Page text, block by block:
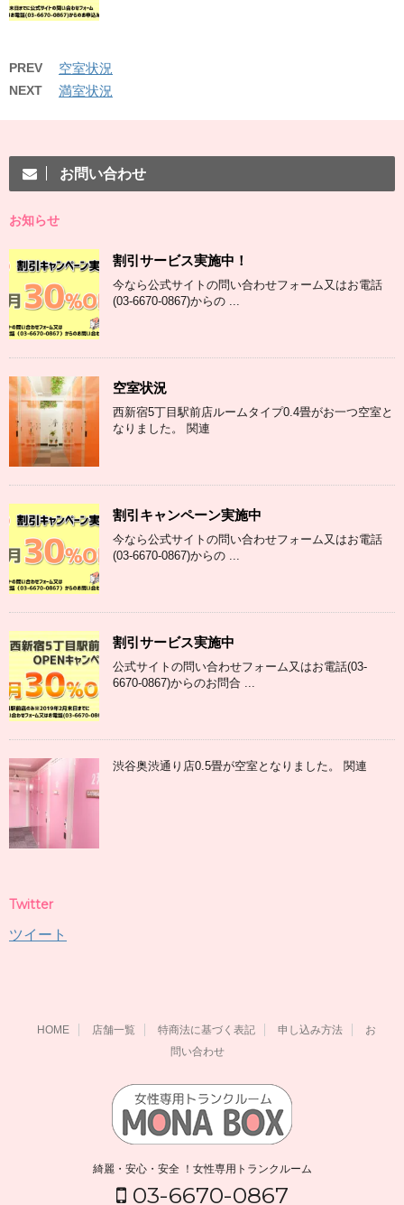
PREV 空室状況
NEXT 満室状況
お問い合わせ
お知らせ
割引サービス実施中！
今なら公式サイトの問い合わせフォーム又はお電話
(03-6670-0867)からの ...
空室状況
西新宿5丁目駅前店ルームタイプ0.4畳がお一つ空室と
なりました。 関連
割引キャンペーン実施中
今なら公式サイトの問い合わせフォーム又はお電話
(03-6670-0867)からの ...
割引サービス実施中
公式サイトの問い合わせフォーム又はお電話(03-
6670-0867)からのお問合 ...
渋谷奥渋通り店0.5畳が空室となりました。 関連
Twitter
ツイート
HOME 店舗一覧 特商法に基づく表記 申し込み方法
お
問い合わせ
綺麗・安心・安全 ！女性専用トランクルーム
03-6670-0867